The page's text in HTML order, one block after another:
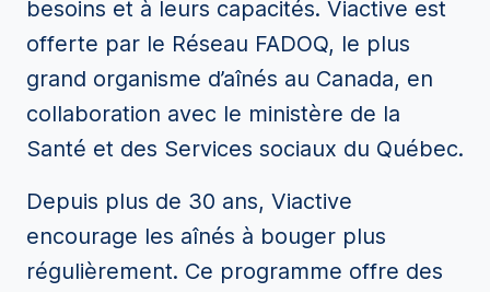
besoins et à leurs capacités. Viactive est
offerte par le Réseau FADOQ, le plus
grand organisme d’aînés au Canada, en
collaboration avec le ministère de la
Santé et des Services sociaux du Québec.
Depuis plus de 30 ans, Viactive
encourage les aînés à bouger plus
régulièrement. Ce programme offre des